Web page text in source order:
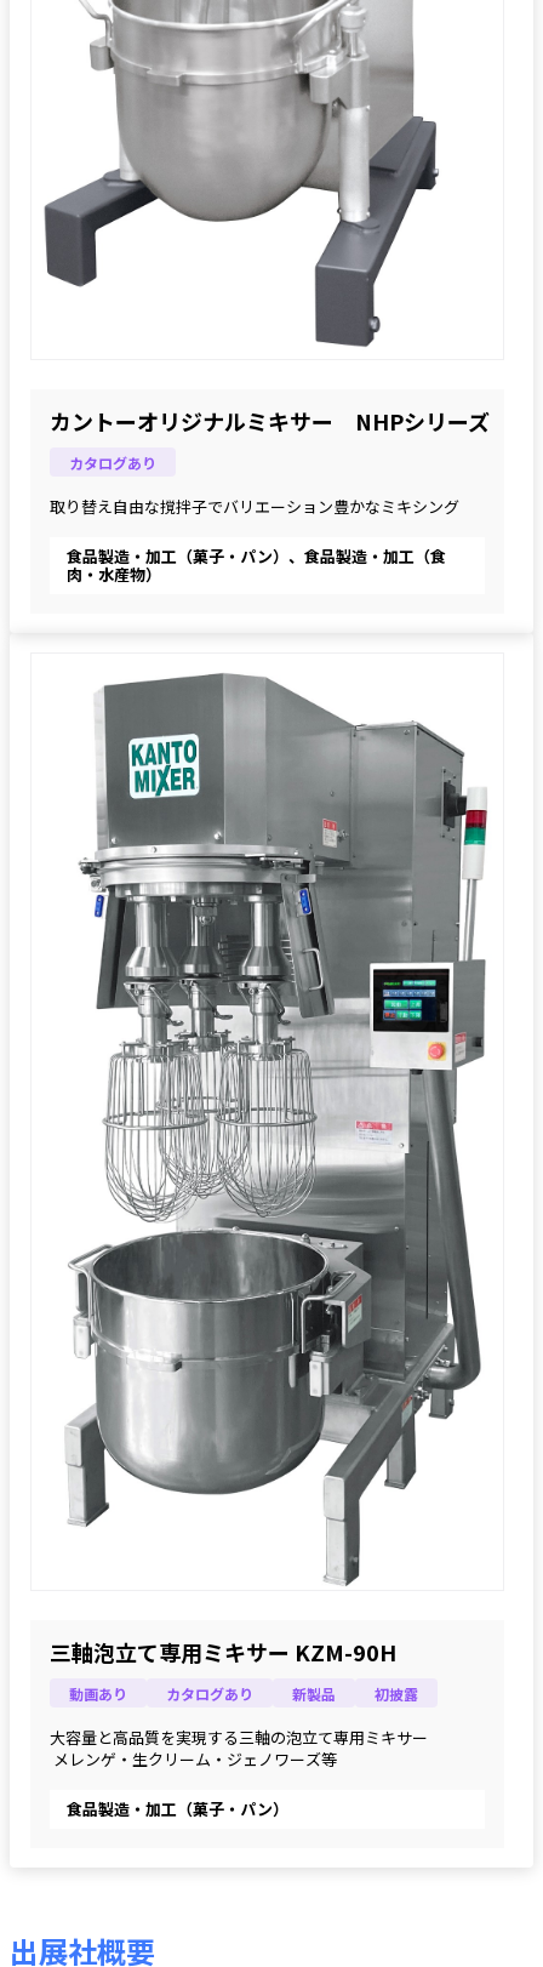
カントーオリジナルミキサー NHPシリーズ
カタログあり
取り替え自由な撹拌子でバリエーション豊かなミキシング
食品製造・加工（菓子・パン）、食品製造・加工（食
肉・水産物）
三軸泡立て専用ミキサー KZM-90H
動画あり カタログあり 新製品 初披露
大容量と高品質を実現する三軸の泡立て専用ミキサー
メレンゲ・生クリーム・ジェノワーズ等
食品製造・加工（菓子・パン）
出展社概要